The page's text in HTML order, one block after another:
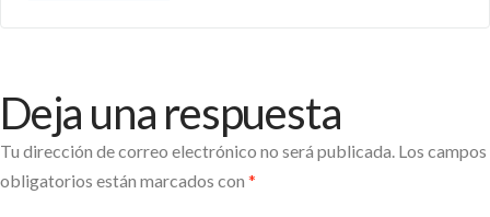
Deja una respuesta
Tu dirección de correo electrónico no será publicada. Los campos
obligatorios están marcados con *